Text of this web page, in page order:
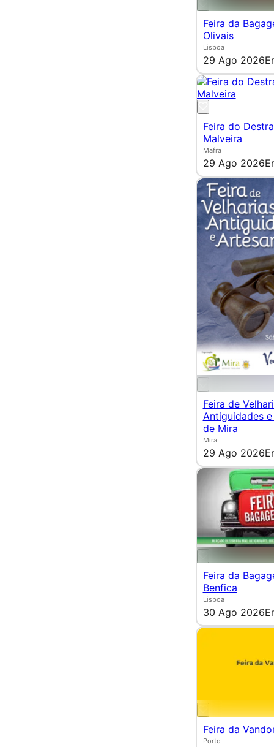
Feira da
Olivais
Lisboa
29 Ago 2026
Feira do
Malveira
Mafra
29 Ago 2026
Feira de
Antiguidades
de Mira
Mira
29 Ago 2026
Feira da
Benfica
Lisboa
30 Ago 2026
Feira da
Porto